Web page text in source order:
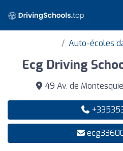
Auto-écoles
Ecg Driving
49 Av. de